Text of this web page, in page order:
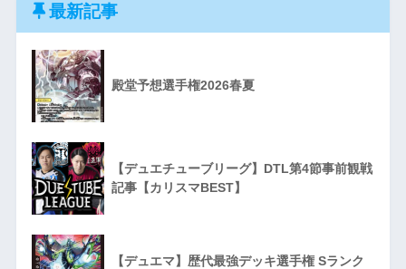
最新記事
殿堂予想選手権2026春夏
【デュエチューブリーグ】DTL第4節事前観戦
記事【カリスマBEST】
【デュエマ】歴代最強デッキ選手権 Sランク